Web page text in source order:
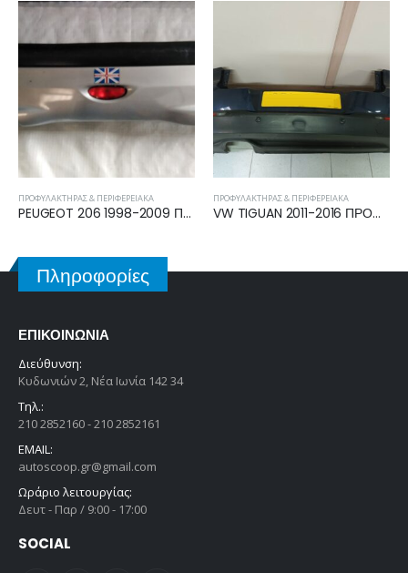
ΠΡΟΦΥΛΑΚΤΉΡΑΣ & ΠΕΡΙΦΕΡΕΙΑΚΆ
VW TIGUAN 2011-2016 ΠΡΟΦΥΛΑΚΤΗΡΑΣ ΠΙΣΩ 5N0807421G
ΠΡΟΦΥΛΑΚΤΉΡΑΣ & ΠΕΡΙΦΕΡΕΙΑΚΆ
FIAT GRANDE PUNTO 2005-2012 ΠΡΟΦΥΛΑΚΤΗΡΑΣ ΠΙΣΩ 71777606
Πληροφορίες
ΕΠΙΚΟΙΝΩΝΊΑ
Διεύθυνση:
Κυδωνιών 2, Νέα Ιωνία 142 34
Τηλ.:
210 2852160 - 210 2852161
EMAIL:
autoscoop.gr@gmail.com
Ωράριο λειτουργίας:
Δευτ - Παρ / 9:00 - 17:00
SOCIAL